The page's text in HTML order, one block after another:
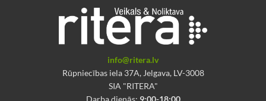
info@ritera.lv
Rūpniecības iela 37A, Jelgava, LV-3008
SIA "RITERA"
Darba dienās: 9:00-18:00